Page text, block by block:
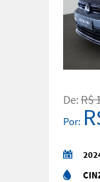
De:R$
Por: